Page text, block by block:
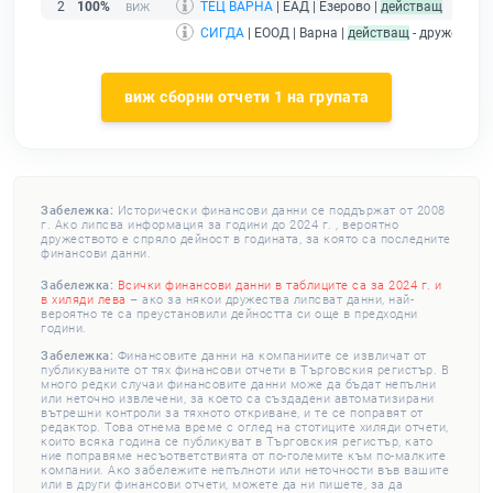
2 100% ТЕЦ ВАРНА | ЕАД | Езерово | действащ
СИГДА | ЕООД | Варна | действащ - дружество
виж сборни отчети 1 на групата
Забележка: Исторически финансови данни се поддържат от 2008
г. Ако липсва информация за години до 2024 г. , вероятно
дружеството е спряло дейност в годината, за която са последните
финансови данни.
Забележка: Всички финансови данни в таблиците са за 2024 г. и
в хиляди лева – ако за някои дружества липсват данни, най-
вероятно те са преустановили дейността си още в предходни
години.
Забележка: Финансовите данни на компаниите се извличат от
публикуваните от тях финансови отчети в Търговския регистър. В
много редки случаи финансовите данни може да бъдат непълни
или неточно извлечени, за което са създадени автоматизирани
вътрешни контроли за тяхното откриване, и те се поправят от
редактор. Това отнема време с оглед на стотиците хиляди отчети,
които всяка година се публикуват в Търговския регистър, като
ние поправяме несъответствията от по-големите към по-малките
компании. Ако забележите непълноти или неточности във вашите
или в други финансови отчети, можете да ни пишете, за да